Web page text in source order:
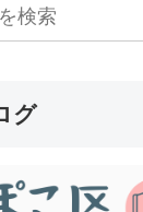
グ